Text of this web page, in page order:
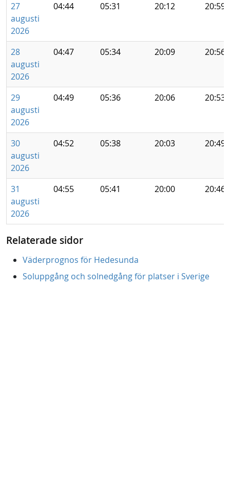
27
augusti
2026
04:44 05:31 20:12 20:59
28
augusti
2026
04:47 05:34 20:09 20:56
29
augusti
2026
04:49 05:36 20:06 20:53
30
augusti
2026
04:52 05:38 20:03 20:49
31
augusti
2026
04:55 05:41 20:00 20:46
Relaterade sidor
Väderprognos för Hedesunda
Soluppgång och solnedgång för platser i Sverige